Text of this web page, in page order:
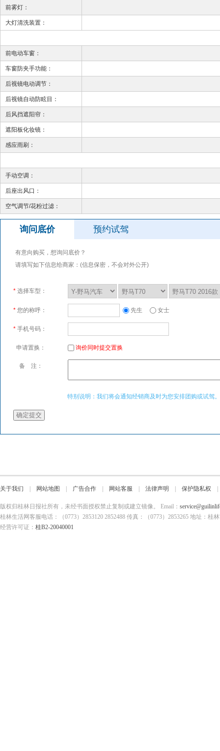
前雾灯：
大灯清洗装置：
前电动车窗：
车窗防夹手功能：
后视镜电动调节：
后视镜自动防眩目：
后风挡遮阳帘：
遮阳板化妆镜：
感应雨刷：
手动空调：
后座出风口：
空气调节/花粉过滤：
关于我们 网站地图 广告合作 网站客服 法律声明 保护隐私权
版权归桂林日报社所有，未经书面授权禁止复制或建立镜像。 Email：
桂林生活网客服电话：（0773）2853120 2852488 传真：（0773）2853265 地址：
经营许可证： 桂B2-20040001